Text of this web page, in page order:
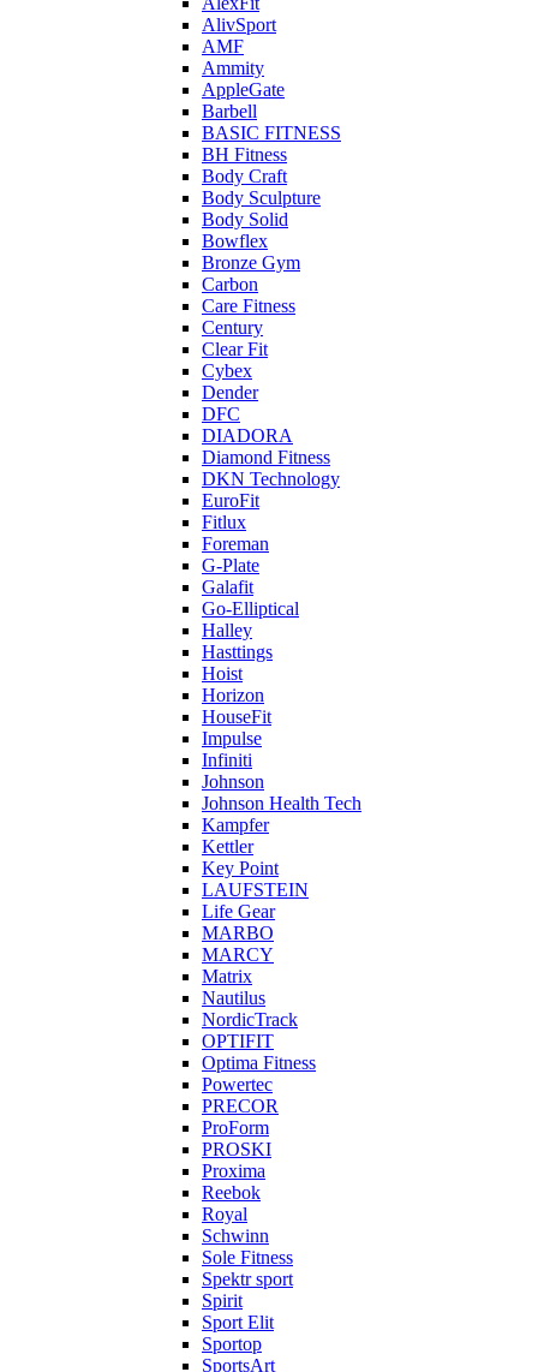
AlivSport
AMF
Ammity
AppleGate
Barbell
BASIC FITNESS
BH Fitness
Body Craft
Body Sculpture
Body Solid
Bowflex
Bronze Gym
Carbon
Care Fitness
Century
Clear Fit
Cybex
Dender
DFC
DIADORA
Diamond Fitness
DKN Technology
EuroFit
Fitlux
Foreman
G-Plate
Galafit
Go-Elliptical
Halley
Hasttings
Hoist
Horizon
HouseFit
Impulse
Infiniti
Johnson
Johnson Health Tech
Kampfer
Kettler
Key Point
LAUFSTEIN
Life Gear
MARBO
MARCY
Matrix
Nautilus
NordicTrack
OPTIFIT
Optima Fitness
Powertec
PRECOR
ProForm
PROSKI
Proxima
Reebok
Royal
Schwinn
Sole Fitness
Spektr sport
Spirit
Sport Elit
Sportop
SportsArt